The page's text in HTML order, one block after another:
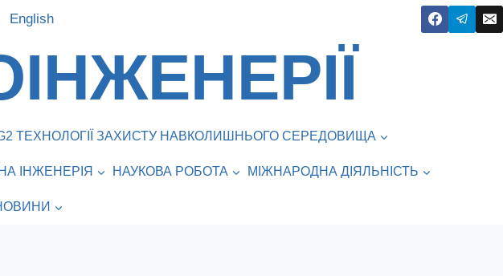
English
ТЕХНОЛОГІЇ ЗАХИСТУ НАВКОЛИШНЬОГО СЕРЕДОВИЩА
ІНЖЕНЕРІЯ НАУКОВА РОБОТА МІЖНАРОДНА ДІЯЛЬНІСТЬ